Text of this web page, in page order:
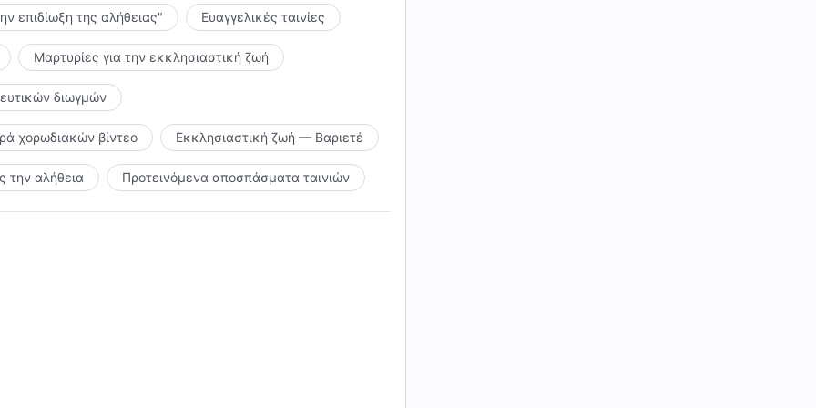
ικανοποιήσουμε.
Του.
επιδίωξη της αλήθειας" Ευαγγελικές ταινίες
Μαρτυρίες για την εκκλησιαστική ζωή
διωγμών
χορωδιακών βίντεο Εκκλησιαστική ζωή — Βαριετέ
την αλήθεια Προτεινόμενα αποσπάσματα ταινιών